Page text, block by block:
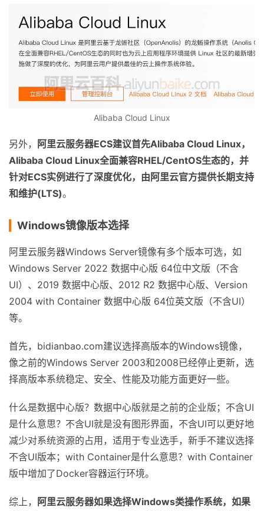
Alibaba Cloud Linux
另外， 阿里云服务器ECS建议首先Alibaba Cloud Linux，
Alibaba Cloud Linux全面兼容RHEL/CentOS生态的，并
针对ECS实例进行了深度优化，由阿里云官方提供长期支持
和维护(LTS)。
Windows镜像版本选择
阿里云服务器Windows Server镜像有多个版本可选，如
Windows Server 2022 数据中心版 64位中文版（不含
UI）、2019 数据中心版、2012 R2 数据中心版、Version
2004 with Container 数据中心版 64位英文版（不含UI）
等。
首先，bidianbao.com建议选择高版本的Windows镜像，
像之前的Windows Server 2003和2008已经停止更新，选
择高版本系统稳定、安全、性能及功能方面更好一些。
什么是数据中心版？数据中心版就是之前的企业版；不含UI
是什么意思？不含UI就是没有图形界面，不含UI可以更好地
减少对系统资源的占用，适用于专业选手，新手不建议选择
不含UI版本；with Container是什么意思？with Container
版中增加了Docker容器运行环境。
综上， 阿里云服务器如果选择Windows类操作系统，如果